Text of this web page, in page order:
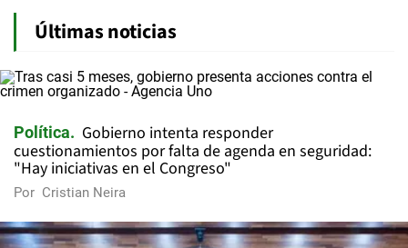
Últimas noticias
Política
Gobierno intenta responder
cuestionamientos por falta de agenda en seguridad:
"Hay iniciativas en el Congreso"
Por Cristian Neira